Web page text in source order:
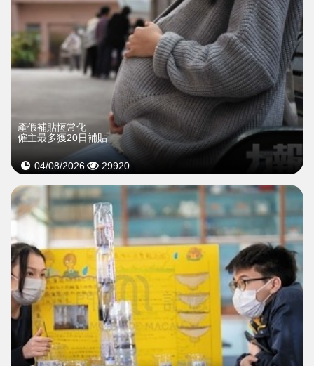
產假補貼恆常化
僱主最多獲20日補貼
04/08/2026 29920